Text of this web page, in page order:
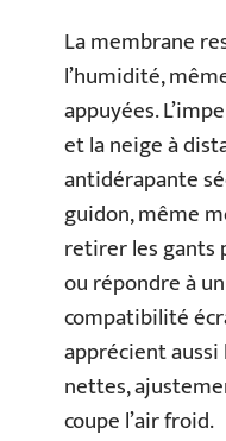
La membrane
l’humidité,
appuyées.
et la neige à
antidérapante
guidon, même
retirer les gants
ou répondre à
compatibilité
apprécient
nettes,
coupe l’air froid.